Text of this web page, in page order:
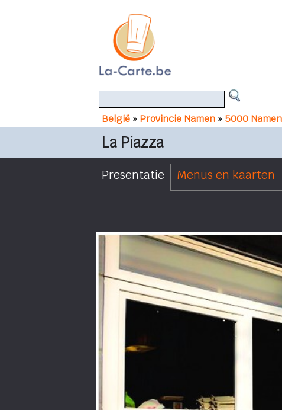
België » Provincie Namen » 5000 Namen
La Piazza
Presentatie Menus en kaarten